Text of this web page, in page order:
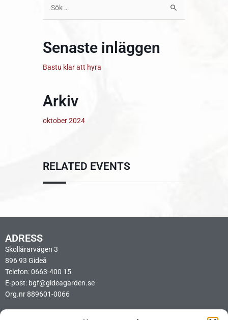
Sök
efter:
Senaste inläggen
Bastu klar att hyra
Arkiv
oktober 2024
RELATED EVENTS
ADRESS
Skollärarvägen 3
896 93 Gideå
Telefon: 0663-400 15
E-post: bgf@gideagarden.se
Org.nr 889601-0066